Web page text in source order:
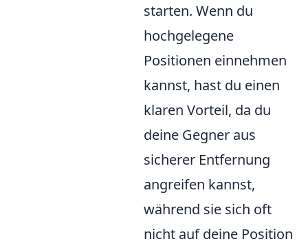
starten. Wenn du
hochgelegene
Positionen einnehmen
kannst, hast du einen
klaren Vorteil, da du
deine Gegner aus
sicherer Entfernung
angreifen kannst,
während sie sich oft
nicht auf deine Position